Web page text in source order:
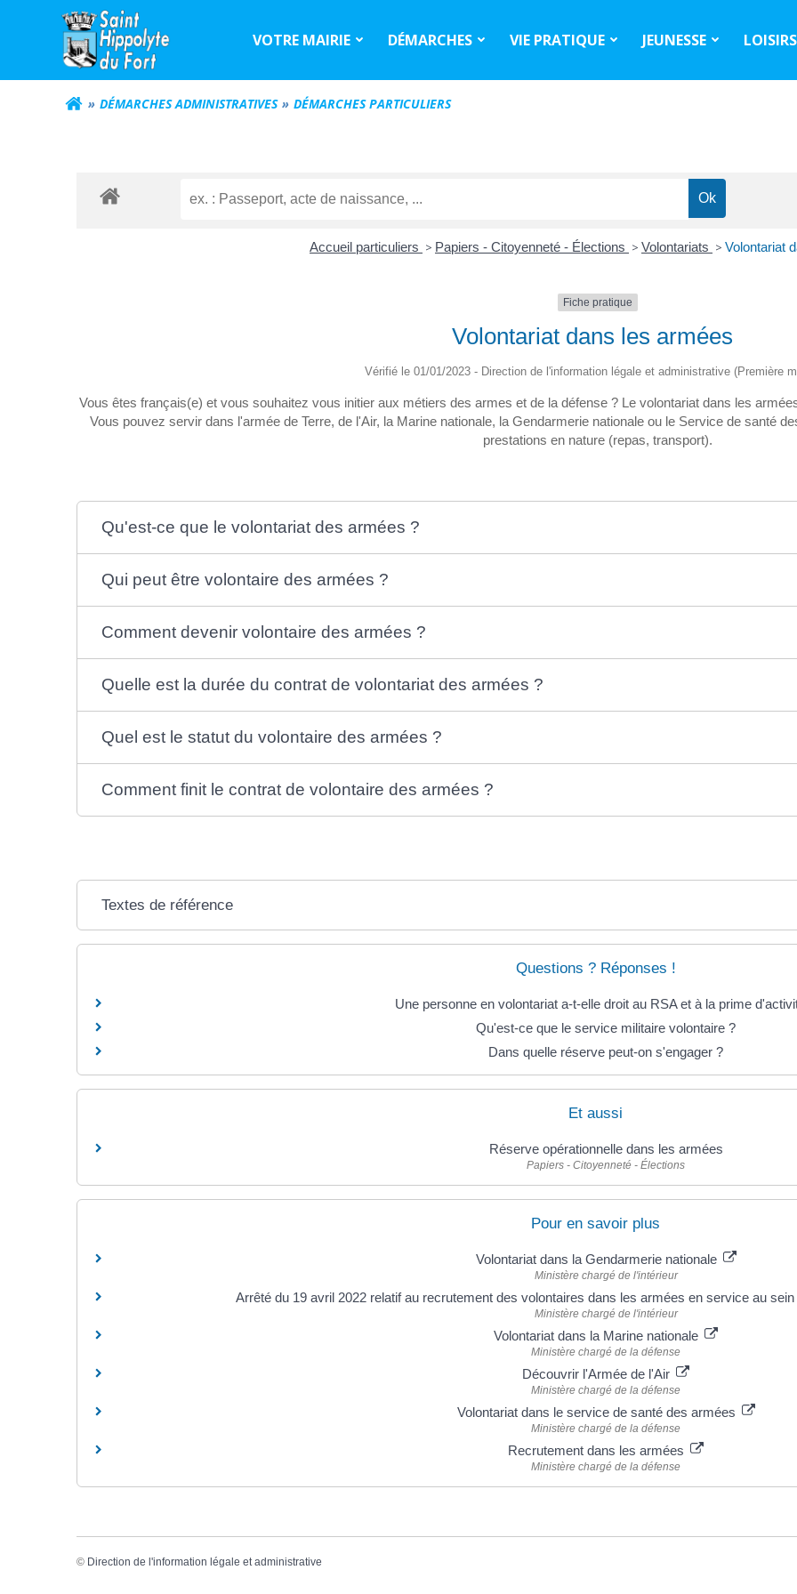
VOTRE MAIRIE DÉMARCHES VIE PRATIQUE JEUNESSE LOISIRS
DÉMARCHES ADMINISTRATIVES DÉMARCHES PARTICULIERS
Accueil particuliers > Papiers - Citoyenneté - Élections > Volontariats > Volontariat
Fiche pratique
Volontariat dans les armées
Vérifié le 01/01/2023 - Direction de l'information légale et administrative (Première
Vous êtes français(e) et vous souhaitez vous initier aux métiers des armes et de la défense ? Le volontariat dans les
Vous pouvez servir dans l'armée de Terre, de l'Air, la Marine nationale, la Gendarmerie nationale ou le Service de santé
prestations en nature (repas, transport).
Qu'est-ce que le volontariat des armées ?
Qui peut être volontaire des armées ?
Comment devenir volontaire des armées ?
Quelle est la durée du contrat de volontariat des armées ?
Quel est le statut du volontaire des armées ?
Comment finit le contrat de volontaire des armées ?
Textes de référence
Questions ? Réponses !
Une personne en volontariat a-t-elle droit au RSA et à la prime
Qu'est-ce que le service militaire volontaire ?
Dans quelle réserve peut-on s'engager ?
Et aussi
Réserve opérationnelle dans les armées
Papiers - Citoyenneté - Élections
Pour en savoir plus
Volontariat dans la Gendarmerie nationale
Ministère chargé de l'intérieur
Arrêté du 19 avril 2022 relatif au recrutement des volontaires dans les armées en service au
Ministère chargé de l'intérieur
Volontariat dans la Marine nationale
Ministère chargé de la défense
Découvrir l'Armée de l'Air
Ministère chargé de la défense
Volontariat dans le service de santé des armées
Ministère chargé de la défense
Recrutement dans les armées
Ministère chargé de la défense
© Direction de l'information légale et administrative